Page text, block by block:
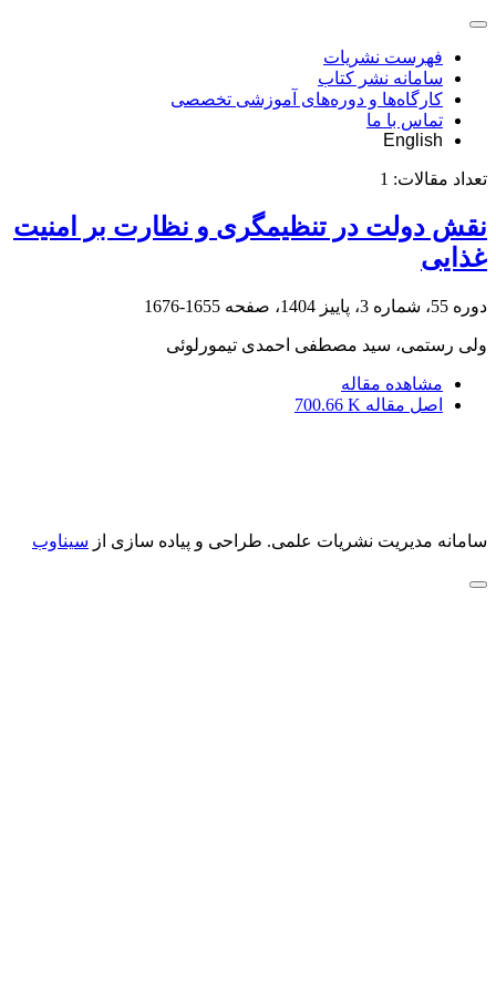
فهرست نشریات
سامانه نشر کتاب
کارگاه‌ها و دوره‌های آموزشی تخصصی
تماس با ما
English
تعداد مقالات: 1
نقش دولت در تنظیم‏گری و نظارت بر امنیت
غذایی
دوره 55، شماره 3، پاییز 1404، صفحه 1655-1676
ولی رستمی، سید مصطفی احمدی تیمورلوئی
مشاهده مقاله
اصل مقاله 700.66 K
سامانه مدیریت نشریات علمی. طراحی و پیاده سازی از سیناوب